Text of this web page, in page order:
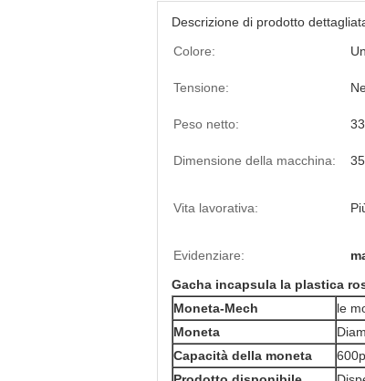
Descrizione di prodotto
Colore:
Tensione:
Peso netto:
Dimensione della macchina:
Vita lavorativa:
Evidenziare:
Gacha incapsula la plastica
Moneta-Mech
le
Moneta
Capacità della moneta